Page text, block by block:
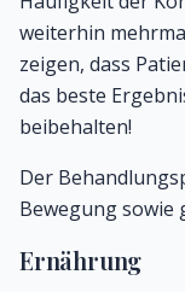
weiterhin
zeigen, dass
das beste
beibehalten!
Der
Bewegung sowie
Ernährung